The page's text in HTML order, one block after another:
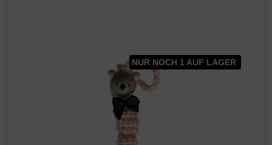
NUR NOCH 1 AUF LAGER